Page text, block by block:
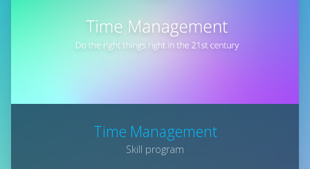
Time Management
Skill program